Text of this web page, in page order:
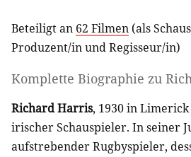
Beteiligt an 62 Filmen (als
Produzent/inundRegisseur/in)
Komplette Biographie zu
Richard Harris, 1930 in
irischer Schauspieler. In seiner
aufstrebender Rugbyspieler,